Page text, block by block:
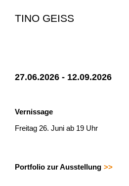
TINO GEISS
27.06.2026 - 12.09.2026
Vernissage
Freitag 26. Juni ab 19 Uhr
Portfolio zur Ausstellung